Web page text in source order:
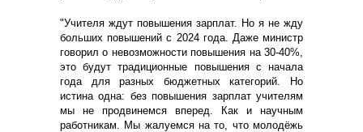
"Учителя ждут повышения зарплат. Но я не жду
больших повышений с 2024 года. Даже министр
говорил о невозможности повышения на 30-40%,
это будут традиционные повышения с начала
года для разных бюджетных категорий. Но
истина одна: без повышения зарплат учителям
мы не продвинемся вперед. Как и научным
работникам. Мы жалуемся на то, что молодёжь